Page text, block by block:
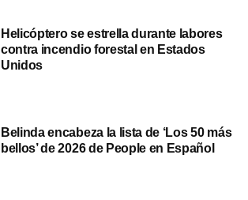
Helicóptero se estrella durante labores
contra incendio forestal en Estados
Unidos
Belinda encabeza la lista de ‘Los 50 más
bellos’ de 2026 de People en Español